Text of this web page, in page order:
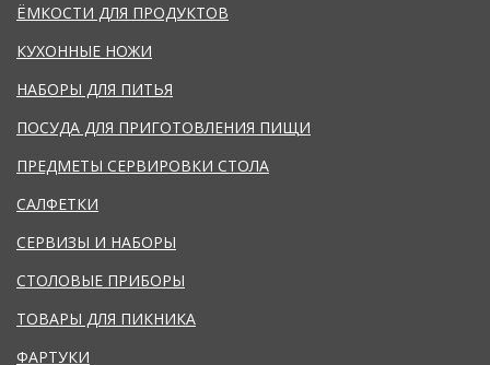
ЁМКОСТИ ДЛЯ ПРОДУКТОВ
КУХОННЫЕ НОЖИ
НАБОРЫ ДЛЯ ПИТЬЯ
ПОСУДА ДЛЯ ПРИГОТОВЛЕНИЯ ПИЩИ
ПРЕДМЕТЫ СЕРВИРОВКИ СТОЛА
САЛФЕТКИ
СЕРВИЗЫ И НАБОРЫ
СТОЛОВЫЕ ПРИБОРЫ
ТОВАРЫ ДЛЯ ПИКНИКА
ФАРТУКИ